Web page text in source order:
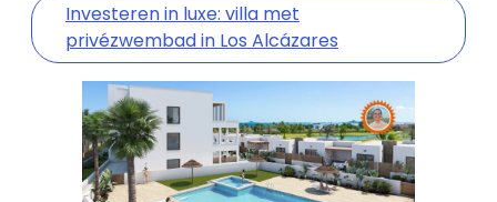
Investeren in luxe: villa met
privézwembad in Los Alcázares